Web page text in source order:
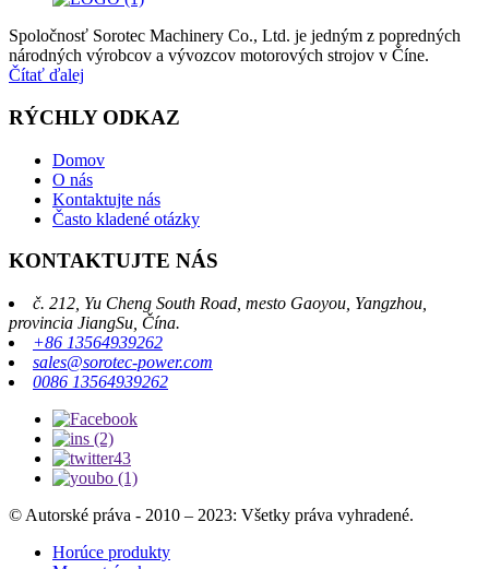
Spoločnosť Sorotec Machinery Co., Ltd. je jedným z popredných
národných výrobcov a vývozcov motorových strojov v Číne.
Čítať ďalej
RÝCHLY ODKAZ
Domov
O nás
Kontaktujte nás
Často kladené otázky
KONTAKTUJTE NÁS
č. 212, Yu Cheng South Road, mesto Gaoyou, Yangzhou,
provincia JiangSu, Čína.
+86 13564939262
sales@sorotec-power.com
0086 13564939262
© Autorské práva - 2010 – 2023: Všetky práva vyhradené.
Horúce produkty